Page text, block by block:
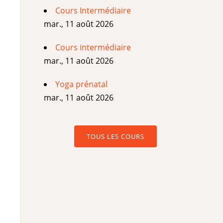
Cours Intermédiaire
mar., 11 août 2026
Cours intermédiaire
mar., 11 août 2026
Yoga prénatal
mar., 11 août 2026
TOUS LES COURS